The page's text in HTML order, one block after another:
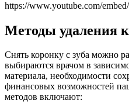
https://www.youtube.com/
Методы удаления
Снять коронку с зуба можно
выбираются врачом в
материала, необходимости
финансовых возможностей
методов включают: